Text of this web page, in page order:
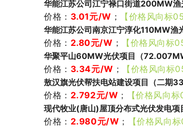
华能江苏公司江宁禄口街道200MW
价格： 3.01元/W ；
【价格风向标
华能江苏公司南京江宁淳化110MW渔
价格： 2.80元/W ；
【价格风向标
华聚平山60MW光伏项目（
价格： 3.34元/W ；
【价格风向标
敖汉旗光伏帮扶电站建设项目（二期
价格： 2.792元/W ；
【价格风向标
现代牧业(唐山)屋顶分布式光伏发电
价格： 2.980元/W ；
【价格风向